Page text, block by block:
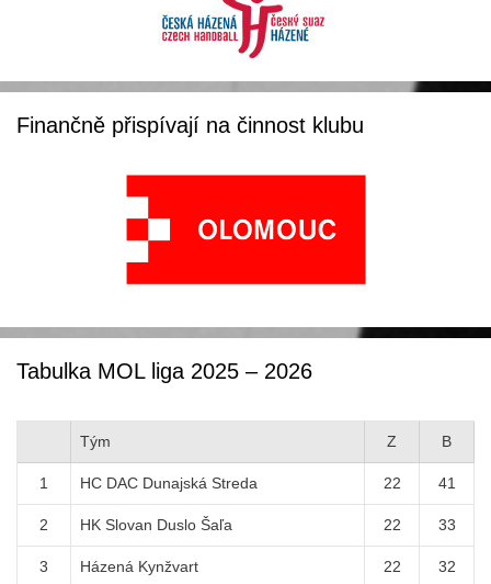
Finančně přispívají na činnost klubu
Tabulka MOL liga 2025 – 2026
Tým Z B
1 HC DAC Dunajská Streda 22 41
2 HK Slovan Duslo Šaľa 22 33
3 Házená Kynžvart 22 32